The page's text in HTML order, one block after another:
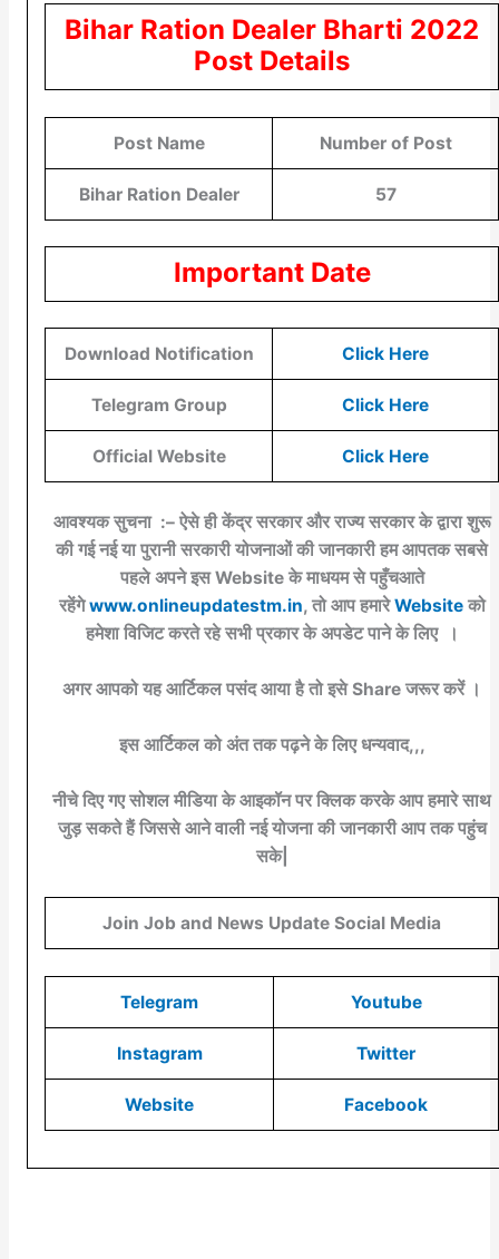
Bihar Ration Dealer Bharti 2022
Post Details
Post Name Number of Post
Bihar Ration Dealer 57
Important Date
Download Notification Click Here
Telegram Group Click Here
Official Website Click Here
आवश्यक सुचना :– ऐसे ही केंद्र सरकार और राज्य सरकार के द्वारा शुरू
की गई नई या पुरानी सरकारी योजनाओं की जानकारी हम आपतक सबसे
पहले अपने इस Website के माधयम से पहुँचआते
रहेंगेwww.onlineupdatestm.in, तो आप हमारेWebsiteको
हमेशा विजिट करते रहे सभी प्रकार के अपडेट पाने के लिए ।
अगर आपको यह आर्टिकल पसंद आया है तो इसे Share जरूर करें ।
इस आर्टिकल को अंत तक पढ़ने के लिए धन्यवाद,,,
नीचे दिए गए सोशल मीडिया के आइकॉन पर क्लिक करके आप हमारे साथ
जुड़ सकते हैं जिससे आने वाली नई योजना की जानकारी आप तक पहुंच
सके|
Join Job and News Update Social Media
Telegram Youtube
Instagram Twitter
Website Facebook